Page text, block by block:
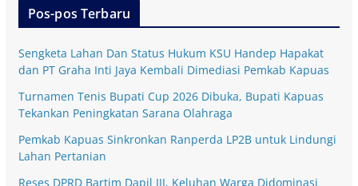
Pos-pos Terbaru
Sengketa Lahan Dan Status Hukum KSU Handep Hapakat
dan PT Graha Inti Jaya Kembali Dimediasi Pemkab Kapuas
Turnamen Tenis Bupati Cup 2026 Dibuka, Bupati Kapuas
Tekankan Peningkatan Sarana Olahraga
Pemkab Kapuas Sinkronkan Ranperda LP2B untuk Lindungi
Lahan Pertanian
Reses DPRD Bartim Dapil III, Keluhan Warga Didominasi